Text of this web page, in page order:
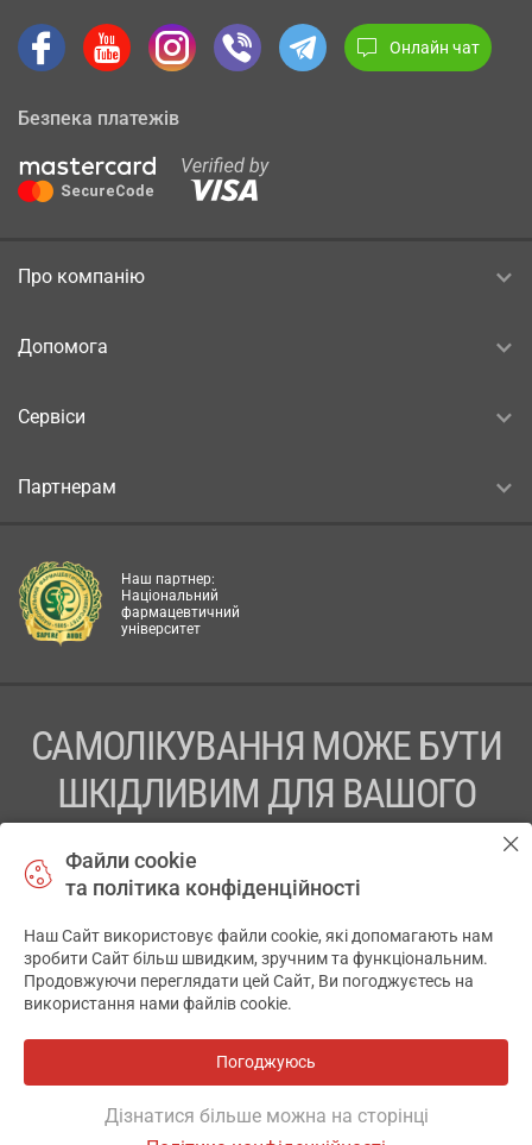
Онлайн чат
Безпека платежів
Про компанію
Допомога
Сервіси
Партнерам
Наш партнер:
Національний
фармацевтичний
університет
САМОЛІКУВАННЯ МОЖЕ БУТИ
ШКІДЛИВИМ ДЛЯ ВАШОГО
ПЕРЕД ЗАСТОСУВАННЯМ ПРЕПАРАТУ ПРОКОНСУЛЬТУЙТЕСЬ
ТОВ «АПТЕКА 911.ЮА» Код ЄДРПОУ 43631965.
Відмова від відповідальності
© 2014-2026. Медична інформаційна система АПТЕКА911.ЮА
Файли cookie
та політика конфіденційності
Наш Сайт використовує файли cookie, які допомагають нам
зробити Сайт більш швидким, зручним та функціональним.
Продовжуючи переглядати цей Сайт, Ви погоджуєтесь на
використання нами файлів cookie.
Погоджуюсь
Дізнатися більше можна на сторінці
✕